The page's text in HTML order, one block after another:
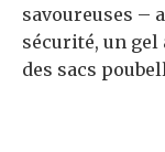
savoureuses –
sécurité, un
des sacs